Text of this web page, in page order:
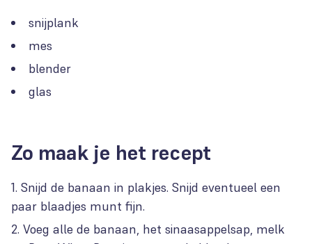
snijplank
mes
blender
glas
Zo maak je het recept
Snijd de banaan in plakjes. Snijd eventueel een
paar blaadjes munt fijn.
Voeg alle de banaan, het sinaasappelsap, melk